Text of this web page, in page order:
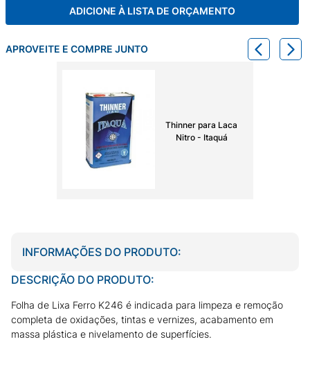
ADICIONE À LISTA DE ORÇAMENTO
APROVEITE E COMPRE JUNTO
Thinner para Laca
Nitro - Itaquá
INFORMAÇÕES DO PRODUTO:
DESCRIÇÃO DO PRODUTO:
Folha de Lixa Ferro K246 é indicada para limpeza e remoção
completa de oxidações, tintas e vernizes, acabamento em
massa plástica e nivelamento de superfícies.